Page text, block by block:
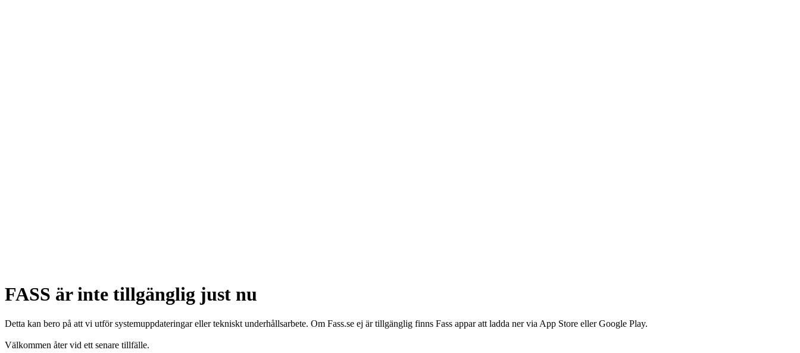
FASS är inte tillgänglig just nu
Detta kan bero på att vi utför systemuppdateringar eller tekniskt underhållsarbete. Om Fass.se ej är tillgänglig finns Fass appar att ladda ner via App Store eller Google Play.
Välkommen åter vid ett senare tillfälle.